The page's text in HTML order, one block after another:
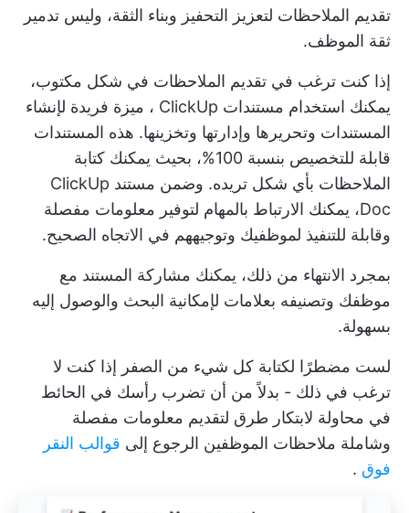
تقديم الملاحظات لتعزيز التحفيز وبناء الثقة، وليس تدمير
ثقة الموظف.
إذا كنت ترغب في تقديم الملاحظات في شكل مكتوب،
يمكنك استخدام مستندات ClickUp
، ميزة فريدة لإنشاء
المستندات وتحريرها وإدارتها وتخزينها. هذه المستندات
قابلة للتخصيص بنسبة 100%، بحيث يمكنك كتابة
الملاحظات بأي شكل تريده. وضمن مستند ClickUp
Doc، يمكنك الارتباط بالمهام لتوفير معلومات مفصلة
وقابلة للتنفيذ لموظفيك وتوجيههم في الاتجاه الصحيح.
بمجرد الانتهاء من ذلك، يمكنك مشاركة المستند مع
موظفك وتصنيفه بعلامات لإمكانية البحث والوصول إليه
بسهولة.
لست مضطرًا لكتابة كل شيء من الصفر إذا كنت لا
ترغب في ذلك - بدلاً من أن تضرب رأسك في الحائط
في محاولة لابتكار طرق لتقديم معلومات مفصلة
وشاملة ملاحظات الموظفين الرجوع إلى قوالب النقر
فوق .